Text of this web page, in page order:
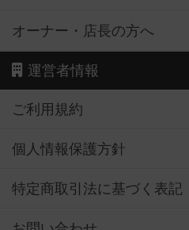
オーナー・店長の方へ
運営者情報
ご利用規約
個人情報保護方針
特定商取引法に基づく表記